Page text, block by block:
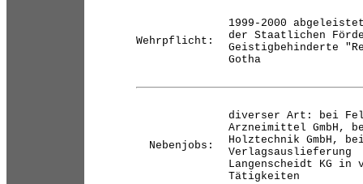
Wehrpflicht:
1999-2000
der Staatlichen
Geistigbehinderte
Gotha
Nebenjobs:
diverser Art: bei
Arzneimittel GmbH,
Holztechnik GmbH,
Verlagsauslieferung
Langenscheidt KG in
Tätigkeiten